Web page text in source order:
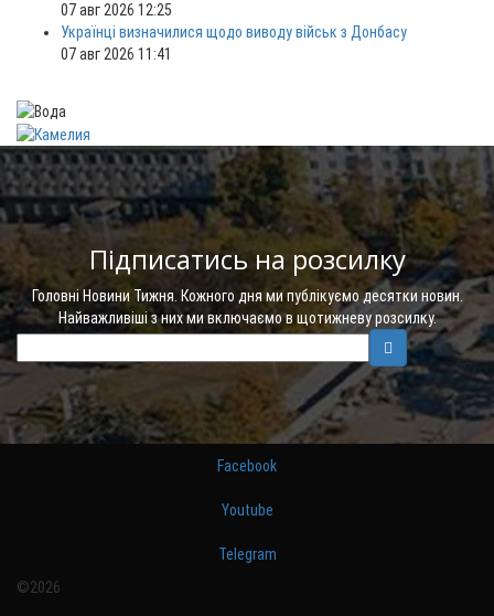
07 авг 2026 12:25
Українці визначилися щодо виводу військ з Донбасу
07 авг 2026 11:41
Підписатись на розсилку
Головні Новини Тижня. Кожного дня ми публікуємо десятки новин.
Найважливіші з них ми включаємо в щотижневу розсилку.
Facebook
Youtube
Telegram
©2026